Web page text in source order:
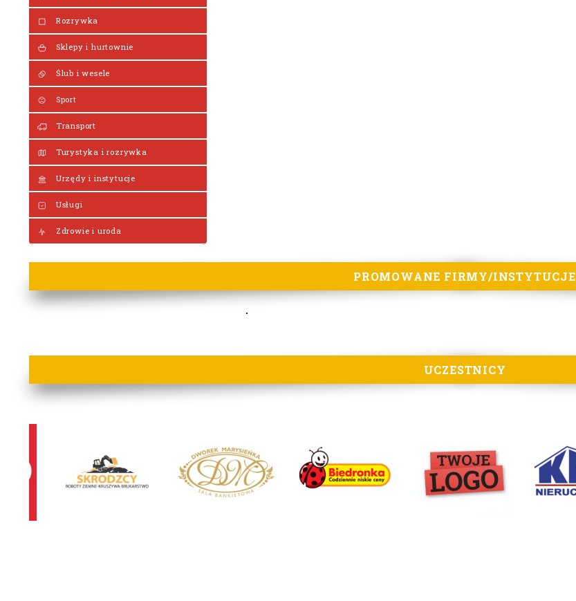
Rozrywka
Sklepy i hurtownie
Ślub i wesele
Sport
Transport
Turystyka i rozrywka
Urzędy i instytucje
Usługi
Zdrowie i uroda
PROMOWANE FIRMY/INSTYTUCJE
UCZESTNICY